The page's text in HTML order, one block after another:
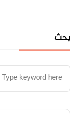
بحث